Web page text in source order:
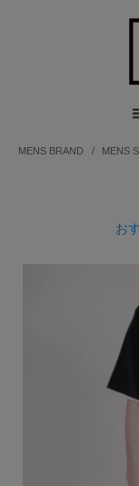
MENS BRAND / MENS
お